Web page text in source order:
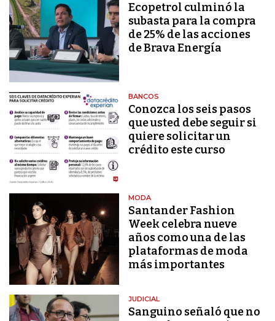
Ecopetrol culminó la
subasta para la compra
de 25% de las acciones
de Brava Energía
BANCOS
Conozca los seis pasos
que usted debe seguir si
quiere solicitar un
crédito este curso
MODA
Santander Fashion
Week celebra nueve
años como una de las
plataformas de moda
más importantes
JUDICIAL
Sanguino señaló que no